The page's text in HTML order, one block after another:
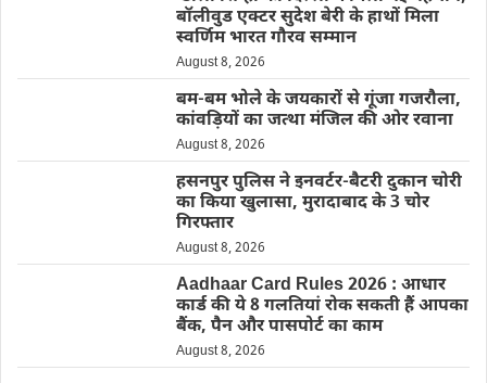
बॉलीवुड एक्टर सुदेश बेरी के हाथों मिला
स्वर्णिम भारत गौरव सम्मान
August 8, 2026
बम-बम भोले के जयकारों से गूंजा गजरौला,
कांवड़ियों का जत्था मंजिल की ओर रवाना
August 8, 2026
हसनपुर पुलिस ने इनवर्टर-बैटरी दुकान चोरी
का किया खुलासा, मुरादाबाद के 3 चोर
गिरफ्तार
August 8, 2026
Aadhaar Card Rules 2026 : आधार
कार्ड की ये 8 गलतियां रोक सकती हैं आपका
बैंक, पैन और पासपोर्ट का काम
August 8, 2026